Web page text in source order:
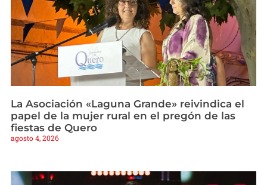
La Asociación «Laguna Grande» reivindica el
papel de la mujer rural en el pregón de las
fiestas de Quero
agosto 4, 2026